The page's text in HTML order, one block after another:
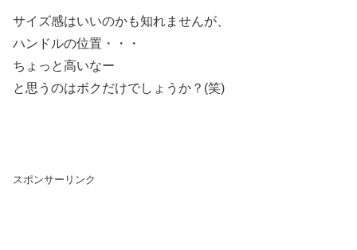
サイズ感はいいのかも知れませんが、
ハンドルの位置・・・
ちょっと高いなー
と思うのはボクだけでしょうか？(笑)
スポンサーリンク